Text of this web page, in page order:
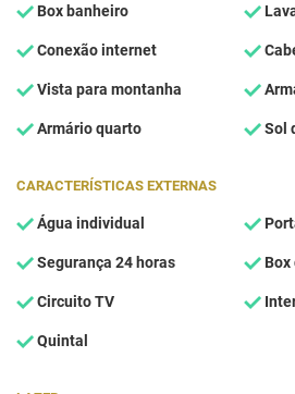
Box banheiro
Conexão internet
Vista para montanha
Armário quarto Sol
CARACTERÍSTICAS EXTERNAS
Água individual
Segurança 24 horas
Circuito TV
Quintal